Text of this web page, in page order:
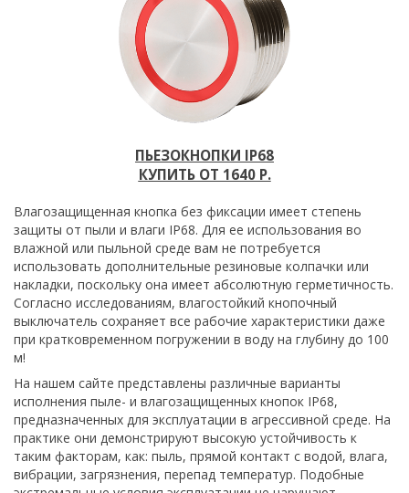
ПЬЕЗОКНОПКИ IP68
КУПИТЬ ОТ 1640 Р.
Влагозащищенная кнопка без фиксации имеет степень
защиты от пыли и влаги IP68. Для ее использования во
влажной или пыльной среде вам не потребуется
использовать дополнительные резиновые колпачки или
накладки, поскольку она имеет абсолютную герметичность.
Согласно исследованиям, влагостойкий кнопочный
выключатель сохраняет все рабочие характеристики даже
при кратковременном погружении в воду на глубину до 100
м!
На нашем сайте представлены различные варианты
исполнения пыле- и влагозащищенных кнопок IP68,
предназначенных для эксплуатации в агрессивной среде. На
практике они демонстрируют высокую устойчивость к
таким факторам, как: пыль, прямой контакт с водой, влага,
вибрации, загрязнения, перепад температур. Подобные